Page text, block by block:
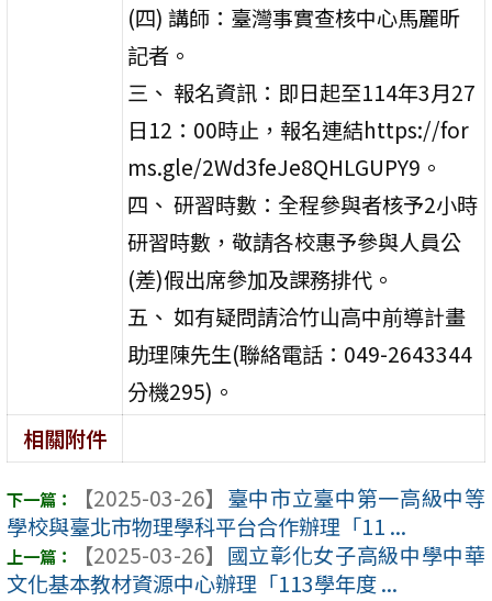
(四) 講師：臺灣事實查核中心馬麗昕
記者。
三、 報名資訊：即日起至114年3月27
日12：00時止，報名連結https://for
ms.gle/2Wd3feJe8QHLGUPY9。
四、 研習時數：全程參與者核予2小時
研習時數，敬請各校惠予參與人員公
(差)假出席參加及課務排代。
五、 如有疑問請洽竹山高中前導計畫
助理陳先生(聯絡電話：049-2643344
分機295)。
相關附件
【2025-03-26】 臺中市立臺中第一高級中等
學校與臺北市物理學科平台合作辦理「11 ...
【2025-03-26】 國立彰化女子高級中學中華
文化基本教材資源中心辦理「113學年度 ...